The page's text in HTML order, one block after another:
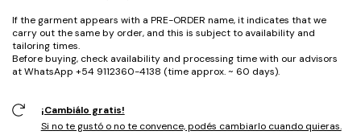
If the garment appears with a PRE-ORDER name, it indicates that we
carry out the same by order, and this is subject to availability and
tailoring times.
Before buying, check availability and processing time with our advisors
at WhatsApp +54 9112360-4138 (time approx. ~ 60 days).
¡Cambiálo gratis!
Si no te gustó o no te convence, podés cambiarlo cuando quieras.